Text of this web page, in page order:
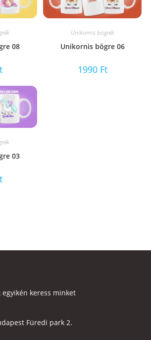
08
Unikornis bögrék
Unikornis bögre 06
1990 Ft
03
egyikén keress minket
Füredi park 2.